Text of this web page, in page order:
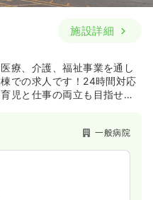
施設詳細
療、介護、福祉事業を通し
での求人です！24時間対応
児と仕事の両立も目指せる
一般病院